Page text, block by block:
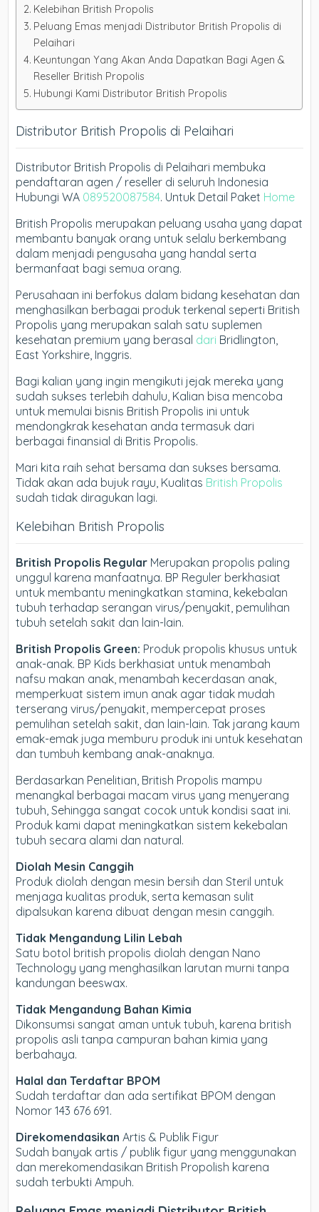
Kelebihan British Propolis
Peluang Emas menjadi Distributor British Propolis di
Pelaihari
Keuntungan Yang Akan Anda Dapatkan Bagi Agen &
Reseller British Propolis
Hubungi Kami Distributor British Propolis
Distributor British Propolis di Pelaihari
Distributor British Propolis di Pelaihari membuka
pendaftaran agen / reseller di seluruh Indonesia
Hubungi WA 089520087584. Untuk Detail Paket Home
British Propolis merupakan peluang usaha yang dapat
membantu banyak orang untuk selalu berkembang
dalam menjadi pengusaha yang handal serta
bermanfaat bagi semua orang.
Perusahaan ini berfokus dalam bidang kesehatan dan
menghasilkan berbagai produk terkenal seperti British
Propolis yang merupakan salah satu suplemen
kesehatan premium yang berasal dari Bridlington,
East Yorkshire, Inggris.
Bagi kalian yang ingin mengikuti jejak mereka yang
sudah sukses terlebih dahulu, Kalian bisa mencoba
untuk memulai bisnis British Propolis ini untuk
mendongkrak kesehatan anda termasuk dari
berbagai finansial di Britis Propolis.
Mari kita raih sehat bersama dan sukses bersama.
Tidak akan ada bujuk rayu, Kualitas British Propolis
sudah tidak diragukan lagi.
Kelebihan British Propolis
British Propolis Regular Merupakan propolis paling
unggul karena manfaatnya. BP Reguler berkhasiat
untuk membantu meningkatkan stamina, kekebalan
tubuh terhadap serangan virus/penyakit, pemulihan
tubuh setelah sakit dan lain-lain.
British Propolis Green: Produk propolis khusus untuk
anak-anak. BP Kids berkhasiat untuk menambah
nafsu makan anak, menambah kecerdasan anak,
memperkuat sistem imun anak agar tidak mudah
terserang virus/penyakit, mempercepat proses
pemulihan setelah sakit, dan lain-lain. Tak jarang kaum
emak-emak juga memburu produk ini untuk kesehatan
dan tumbuh kembang anak-anaknya.
Berdasarkan Penelitian, British Propolis mampu
menangkal berbagai macam virus yang menyerang
tubuh, Sehingga sangat cocok untuk kondisi saat ini.
Produk kami dapat meningkatkan sistem kekebalan
tubuh secara alami dan natural.
Diolah Mesin Canggih
Produk diolah dengan mesin bersih dan Steril untuk
menjaga kualitas produk, serta kemasan sulit
dipalsukan karena dibuat dengan mesin canggih.
Tidak Mengandung Lilin Lebah
Satu botol british propolis diolah dengan Nano
Technology yang menghasilkan larutan murni tanpa
kandungan beeswax.
Tidak Mengandung Bahan Kimia
Dikonsumsi sangat aman untuk tubuh, karena british
propolis asli tanpa campuran bahan kimia yang
berbahaya.
Halal dan Terdaftar BPOM
Sudah terdaftar dan ada sertifikat BPOM dengan
Nomor 143 676 691.
Direkomendasikan Artis & Publik Figur
Sudah banyak artis / publik figur yang menggunakan
dan merekomendasikan British Propolish karena
sudah terbukti Ampuh.